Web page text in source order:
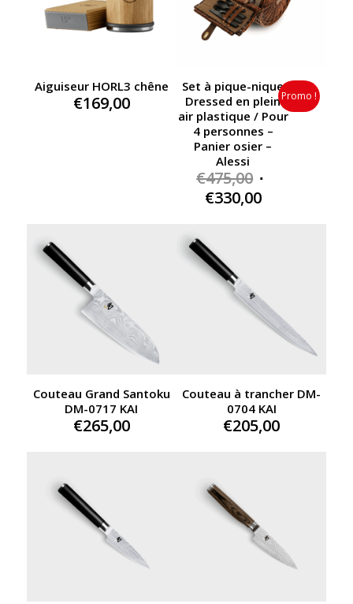
Aiguiseur HORL3 chêne
€169,00
Set à pique-nique
Dressed en plein
air plastique / Pour
4 personnes –
Panier osier –
Alessi
€475,00 Original
price
€330,00Current
Promo !
Couteau Grand Santoku
DM-0717 KAI
€265,00
Couteau à trancher DM-
0704 KAI
€205,00